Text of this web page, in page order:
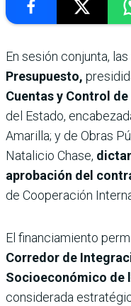
En sesión conjunta, las
Presupuesto,
Cuentas y Control
del Estado,
Amarilla; y de Obras
Natalicio Chase,
aprobación del
de Cooperación
El financiamiento
Corredor de
Socioeconómico de
considerada